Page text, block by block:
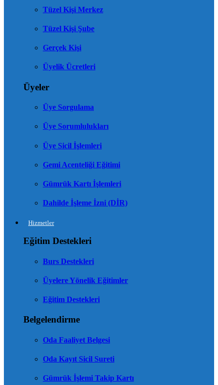
Tüzel Kişi Merkez
Tüzel Kişi Şube
Gerçek Kişi
Üyelik Ücretleri
Üyeler
Üye Sorgulama
Üye Sorumlulukları
Üye Sicil İşlemleri
Gemi Acenteliği Eğitimi
Gümrük Kartı İşlemleri
Dahilde İşleme İzni (DİR)
Hizmetler
Eğitim Destekleri
Burs Destekleri
Üyelere Yönelik Eğitimler
Eğitim Destekleri
Belgelendirme
Oda Faaliyet Belgesi
Oda Kayıt Sicil Sureti
Gümrük İşlemi Takip Kartı